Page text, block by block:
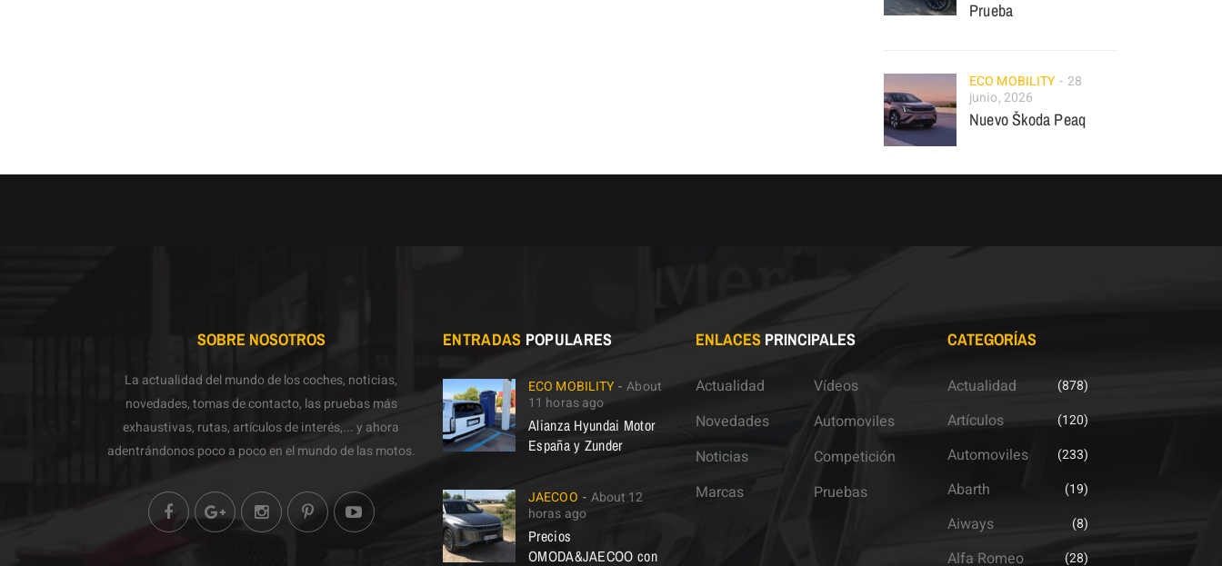
Prueba
ECO MOBILITY
28
junio, 2026
Nuevo Škoda Peaq
SOBRE NOSOTROS
La actualidad del mundo de los coches, noticias,
novedades, tomas de contacto, las pruebas más
exhaustivas, rutas, artículos de interés,... y ahora
adentrándonos poco a poco en el mundo de las motos.
ENTRADAS POPULARES
ECO MOBILITY
About
11 horas ago
Alianza Hyundai Motor
España y Zunder
JAECOO
About 12
horas ago
Precios
OMODA&JAECOO con
ENLACESPRINCIPALES
Actualidad
Novedades
Noticias
Marcas
Vídeos
Automoviles
Competición
Pruebas
CATEGORÍAS
Actualidad (878)
Artículos (120)
Automoviles (233)
Abarth (19)
Aiways (8)
Alfa Romeo (28)